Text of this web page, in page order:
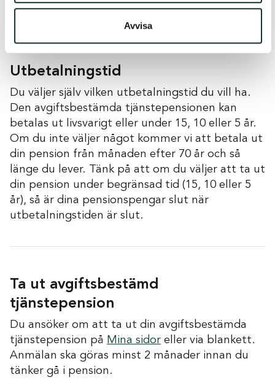
Avvisa
Utbetalningstid
Du väljer själv vilken utbetalningstid du vill ha.
Den avgiftsbestämda tjänstepensionen kan
betalas ut livsvarigt eller under 15, 10 eller 5 år.
Om du inte väljer något kommer vi att betala ut
din pension från månaden efter 70 år och så
länge du lever. Tänk på att om du väljer att ta ut
din pension under begränsad tid (15, 10 eller 5
år), så är dina pensionspengar slut när
utbetalningstiden är slut.
Ta ut avgiftsbestämd
tjänstepension
Du ansöker om att ta ut din avgiftsbestämda
tjänstepension på Mina sidor eller via blankett.
Anmälan ska göras minst 2 månader innan du
tänker gå i pension.